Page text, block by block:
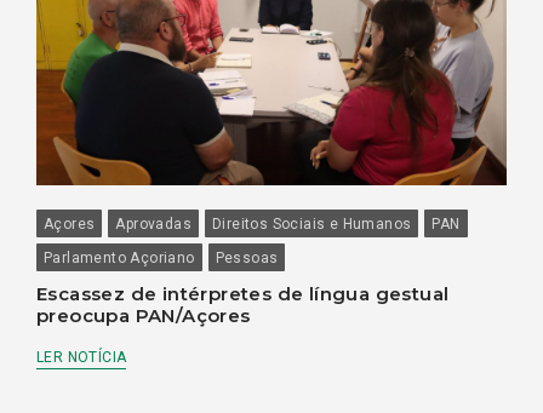
Açores Aprovadas Direitos Sociais e Humanos
PAN
Parlamento Açoriano
Pessoas
Escassez de intérpretes de língua gestual
preocupa PAN/Açores
LER NOTÍCIA